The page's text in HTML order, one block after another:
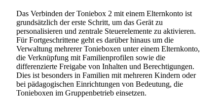
Das Verbinden der Toniebox 2 mit einem Elternkonto ist
grundsätzlich der erste Schritt, um das Gerät zu
personalisieren und zentrale Steuerelemente zu aktivieren.
Für Fortgeschrittene geht es darüber hinaus um die
Verwaltung mehrerer Tonieboxen unter einem Elternkonto,
die Verknüpfung mit Familienprofilen sowie die
differenzierte Freigabe von Inhalten und Berechtigungen.
Dies ist besonders in Familien mit mehreren Kindern oder
bei pädagogischen Einrichtungen von Bedeutung, die
Tonieboxen im Gruppenbetrieb einsetzen.